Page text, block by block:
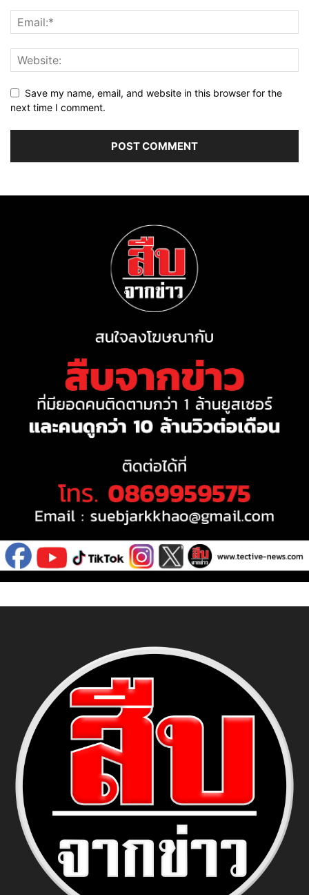
Save my name, email, and website in this browser for the
next time I comment.